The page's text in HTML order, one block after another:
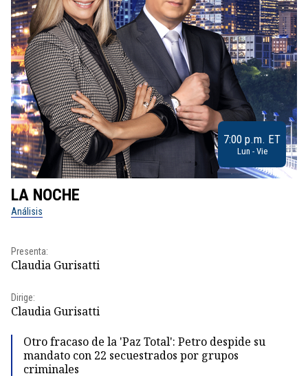
7:00 p.m. ET
Lun - Vie
LA NOCHE
Análisis
Presenta:
Claudia Gurisatti
Dirige:
Claudia Gurisatti
Otro fracaso de la 'Paz Total': Petro despide su
mandato con 22 secuestrados por grupos
criminales